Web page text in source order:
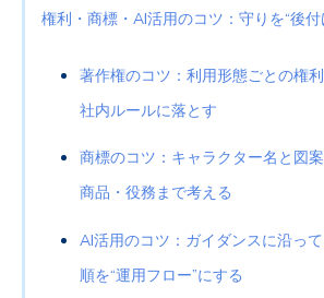
権利・商標・AI活用のコツ：守りを“後付
著作権のコツ：利用形態ごとの権利
社内ルールに落とす
商標のコツ：キャラクター名と図
商品・役務まで考える
AI活用のコツ：ガイダンスに沿っ
順を“運用フロー”にする